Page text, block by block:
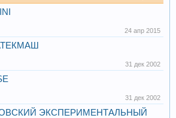
24 апр 2015
31 дек 2002
31 дек 2002
ЭКСПЕРИМЕНТАЛЬНЫЙ